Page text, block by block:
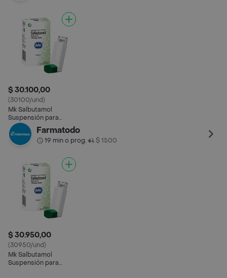
$ 30.100,00
(30100/und)
Mk Salbutamol
Suspensión para
Inhalación (100 mcg)
Farmatodo
19 min o prog.• $ 1500
$ 30.950,00
(30950/und)
Mk Salbutamol
Suspensión para